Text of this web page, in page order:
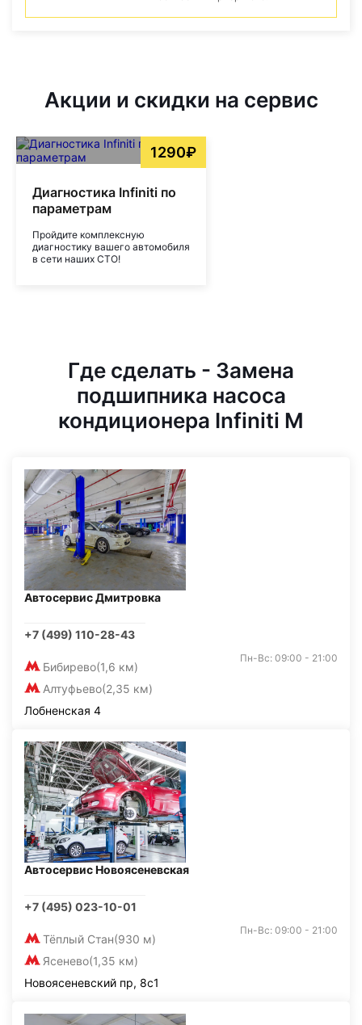
Акции и скидки на сервис
1290₽
Диагностика Infiniti по
параметрам
Пройдите комплексную
диагностику вашего автомобиля
в сети наших СТО!
Где сделать - Замена
подшипника насоса
кондиционера Infiniti M
Автосервис Дмитровка
+7 (499) 110-28-43
Бибирево(1,6 км)
Алтуфьево(2,35 км)
Пн-Вс: 09:00 - 21:00
Лобненская 4
Автосервис Новоясеневская
+7 (495) 023-10-01
Тёплый Стан(930 м)
Ясенево(1,35 км)
Пн-Вс: 09:00 - 21:00
Новоясеневский пр, 8с1